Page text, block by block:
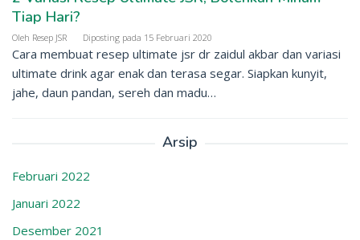
Tiap Hari?
Oleh Resep JSR Diposting pada 15 Februari 2020
Cara membuat resep ultimate jsr dr zaidul akbar dan variasi
ultimate drink agar enak dan terasa segar. Siapkan kunyit,
jahe, daun pandan, sereh dan madu…
Arsip
Februari 2022
Januari 2022
Desember 2021